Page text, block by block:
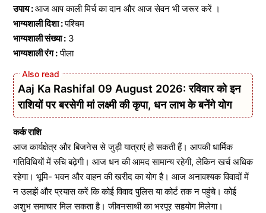
उपाय :आज आप काली मिर्च का दान और आज सेवन भी जरूर करें ।
भाग्यशाली दिशा :पश्चिम
भाग्यशाली संख्या : 3
भाग्यशाली रंग :पीला
Aaj Ka Rashifal 09 August 2026: रविवार को इन
राशियों पर बरसेगी मां लक्ष्मी की कृपा, धन लाभ के बनेंगे योग
कर्क राशि
आज कार्यक्षेत्र और बिजनेस से जुड़ी यात्राएं हो सकती हैं। आपकी धार्मिक
गतिविधियों में रुचि बढ़ेगी। आज धन की आमद सामान्य रहेगी, लेकिन खर्च अधिक
रहेगा। भूमि- भवन और वाहन की खरीद का योग है। आज अनावश्यक विवादों में
न उलझें और प्रयास करें कि कोई विवाद पुलिस या कोर्ट तक न पहुंचे। कोई
अशुभ समाचार मिल सकता है। जीवनसाथी का भरपूर सहयोग मिलेगा।